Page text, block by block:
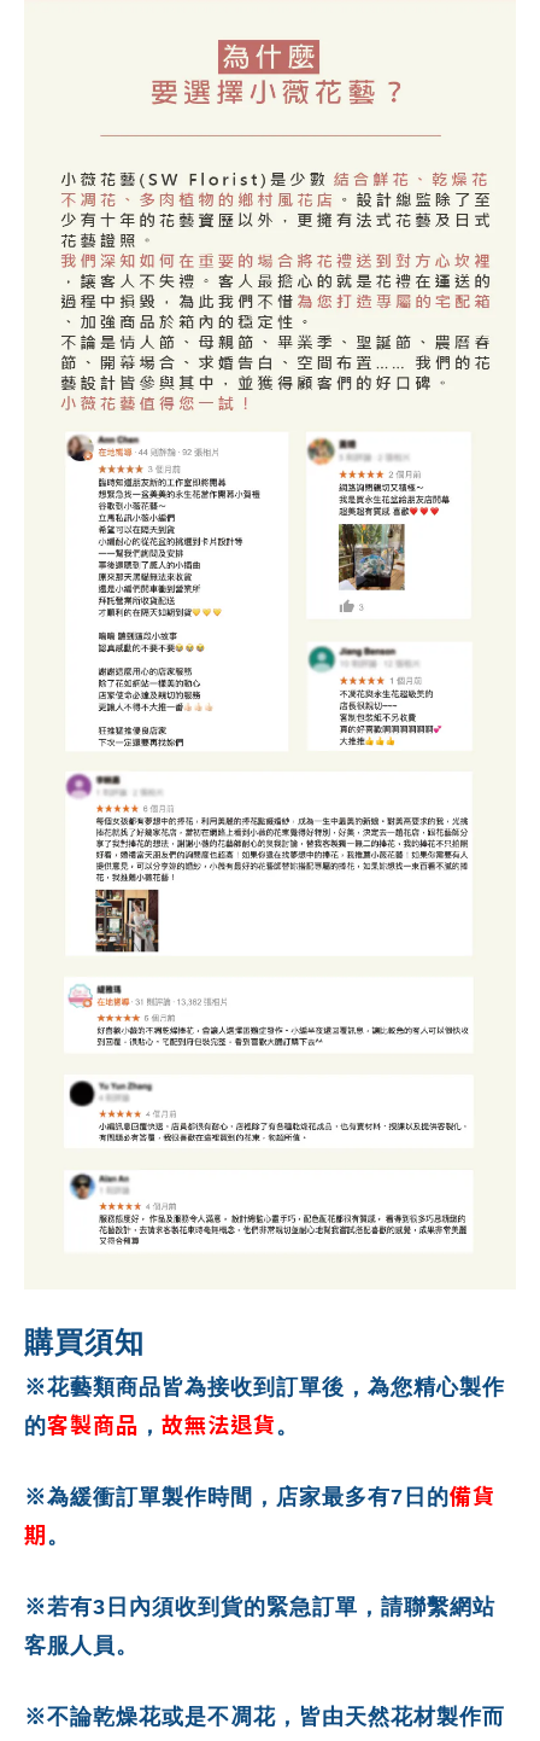
購買須知
※花藝類商品皆為接收到訂單後，為您精心製作
的客製商品 ， 故無法退貨 。
※為緩衝訂單製作時間，店家最多有7日的備貨
期 。
※若有3日內須收到貨的緊急訂單，請聯繫網站
客服人員。
※不論乾燥花或是不凋花，皆由天然花材製作而